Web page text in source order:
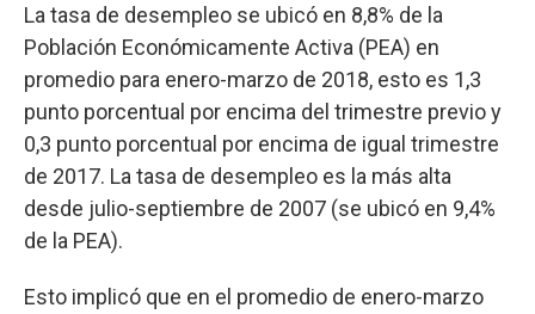
La tasa de desempleo se ubicó en 8,8% de la
Población Económicamente Activa (PEA) en
promedio para enero-marzo de 2018, esto es 1,3
punto porcentual por encima del trimestre previo y
0,3 punto porcentual por encima de igual trimestre
de 2017. La tasa de desempleo es la más alta
desde julio-septiembre de 2007 (se ubicó en 9,4%
de la PEA).
Esto implicó que en el promedio de enero-marzo